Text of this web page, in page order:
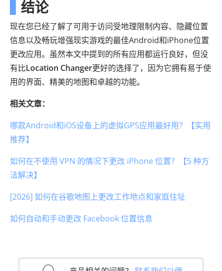
结论
现在您已经了解了可用于访问受地理限制内容、隐藏位置
信息以及畅玩增强现实游戏的最佳Android和iPhone位置
更改应用。虽然本文中提到的所有应用都运行良好，但没
有比Location Changer更好的选择了，因为它拥有易于使
用的界面、精美的地图和卓越的功能。
相关文章：
哪款Android和iOS设备上的虚拟GPS应用最好用？【实用
推荐】
如何在不使用 VPN 的情况下更改 iPhone 位置？【5 种方
法解决】
[2026] 如何在谷歌地图上更改工作地点和家庭住址
如何自动和手动更改 Facebook 位置信息